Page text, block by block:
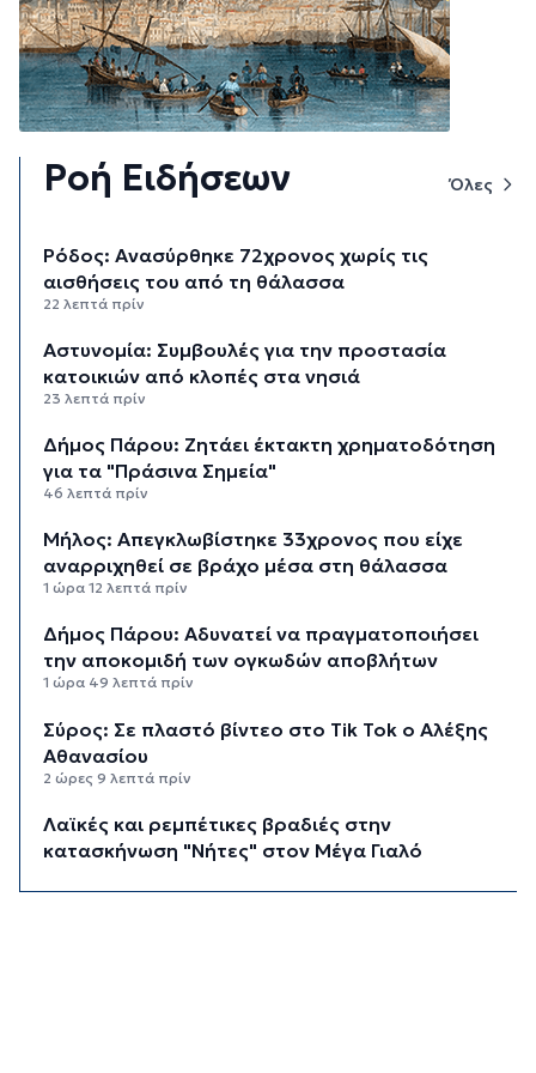
Ροή Ειδήσεων Όλες
Ρόδος: Ανασύρθηκε 72χρονος χωρίς τις
αισθήσεις του από τη θάλασσα
22 λεπτά πρίν
Αστυνομία: Συμβουλές για την προστασία
κατοικιών από κλοπές στα νησιά
23 λεπτά πρίν
Δήμος Πάρου: Ζητάει έκτακτη χρηματοδότηση
για τα "Πράσινα Σημεία"
46 λεπτά πρίν
Μήλος: Απεγκλωβίστηκε 33χρονος που είχε
αναρριχηθεί σε βράχο μέσα στη θάλασσα
1 ώρα 12 λεπτά πρίν
Δήμος Πάρου: Αδυνατεί να πραγματοποιήσει
την αποκομιδή των ογκωδών αποβλήτων
1 ώρα 49 λεπτά πρίν
Σύρος: Σε πλαστό βίντεο στο Tik Tok ο Αλέξης
Αθανασίου
2 ώρες 9 λεπτά πρίν
Λαϊκές και ρεμπέτικες βραδιές στην
κατασκήνωση "Νήτες" στον Μέγα Γιαλό